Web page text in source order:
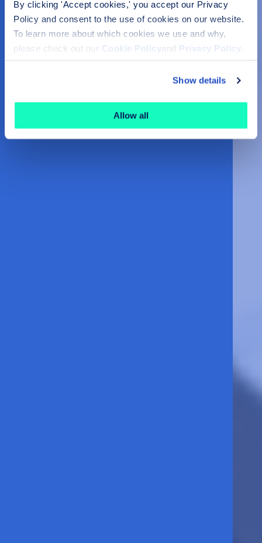
By clicking 'Accept cookies,' you accept our Privacy
Policy and consent to the use of cookies on our website.
To learn more about which cookies we use and why,
please check out our Cookie Policyand Privacy Policy
Show details
Allow all